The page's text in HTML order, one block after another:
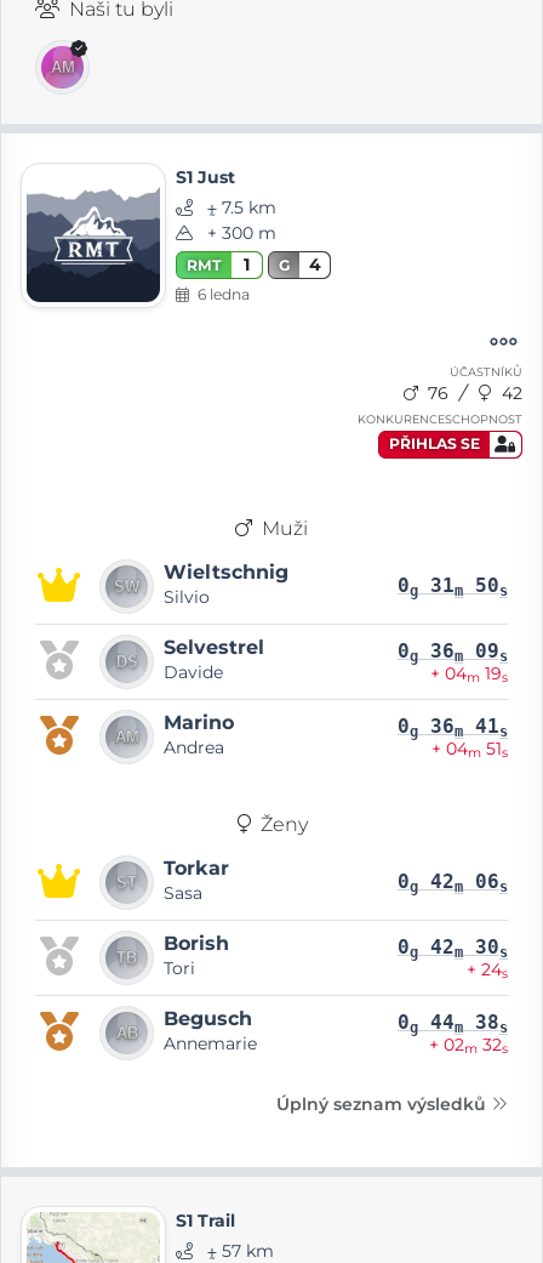
Naši tu byli
S1 Just
⨦ 7.5 km
+ 300 m
RMT 1 G 4
6 ledna
ÚČASTNÍKŮ
76 42
KONKURENCESCHOPNOST
PŘIHLAS SE
Muži
Wieltschnig
Silvio 0g 31m 50s
Selvestrel
Davide
0g 36m 09s
+ 04m 19s
Marino
Andrea
0g 36m 41s
+ 04m 51s
Ženy
Torkar
Sasa 0g 42m 06s
Borish
Tori
0g 42m 30s
+ 24s
Begusch
Annemarie
0g 44m 38s
+ 02m 32s
Úplný seznam výsledků
S1 Trail
⨦ 57 km